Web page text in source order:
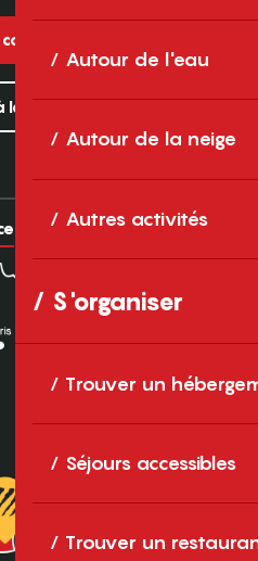
Autour de l'eau
Autour de la neige
Autres activités
S'organiser
Trouver un
Séjours accessibles
Trouver un
la newsletter
Europe